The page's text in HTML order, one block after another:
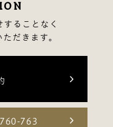
ることなく
だきます。
763